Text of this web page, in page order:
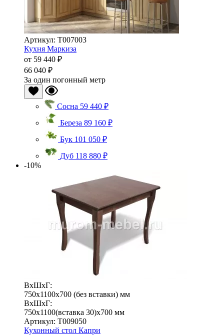
Артикул: Т007003
Кухня Маркиза
от 59 440 ₽
66 040 ₽
За один погонный метр
Сосна 59 440 ₽
Береза 89 160 ₽
Бук 101 050 ₽
Дуб 118 880 ₽
-10%
ВхШхГ:
750x1100x700 (без вставки) мм
ВхШхГ:
750x1100(вставка 30)x700 мм
Артикул: Т009050
Кухонный стол Капри